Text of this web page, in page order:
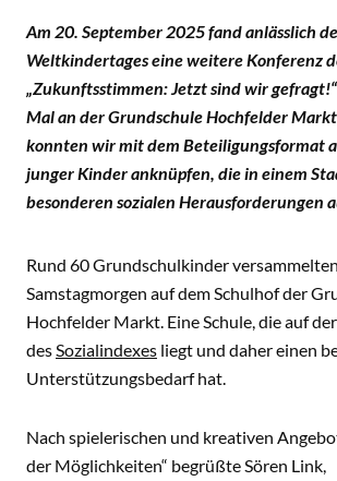
GRUNDSCHULKONFERENZ „MEIN
Am 20. September 2025 fand anlässlich
Weltkindertages eine weitere Konferenz
„Zukunftsstimmen: Jetzt sind wir
Mal an der Grundschule Hochfelder
konnten wir mit dem Beteiligungsformat
junger Kinder anknüpfen, die in einem
besonderen sozialen Herausforderungen
Rund 60 Grundschulkinder
Samstagmorgen auf dem Schulhof der
Hochfelder Markt. Eine Schule, die auf
desSozialindexes liegt und daher einen
Unterstützungsbedarf hat.
Nach spielerischen und kreativen
der Möglichkeiten“ begrüßte Sören Link,